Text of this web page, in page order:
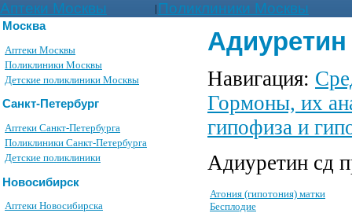
Аптеки Москвы | Поликлиники Москвы
Москва
Аптеки Москвы
Поликлиники Москвы
Детские поликлиники Москвы
Санкт-Петербург
Аптеки Санкт-Петербурга
Поликлиники Санкт-Петербурга
Детские поликлиники
Новосибирск
Аптеки Новосибирска
Навигация:
Гормоны, их
гипофиза и
Адиуретин сд
Атония (гипотония) матки
Бесплодие